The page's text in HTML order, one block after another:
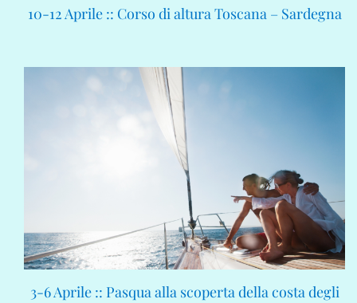
10-12 Aprile :: Corso di altura Toscana – Sardegna
3-6 Aprile :: Pasqua alla scoperta della costa degli